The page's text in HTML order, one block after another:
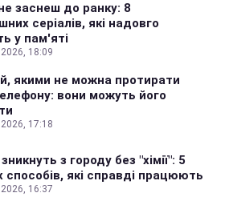
заснеш до ранку: 8
серіалів, які надовго
у пам'яті
18:09
якими не можна протирати
вони можуть його
17:18
з городу без "хімії": 5
способів, які справді працюють
16:37